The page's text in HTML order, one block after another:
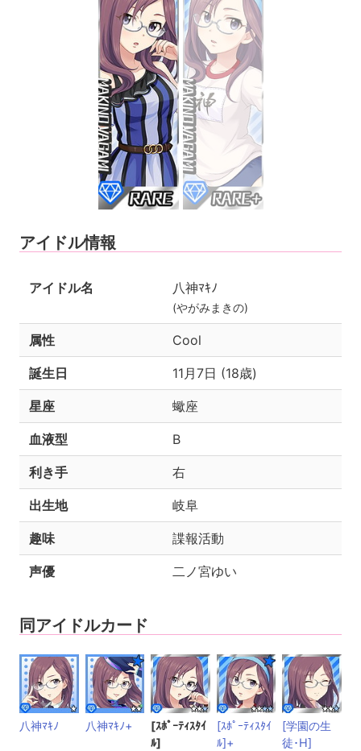
アイドル情報
アイドル名 八神ﾏｷﾉ
(やがみまきの)
属性 Cool
誕生日 11月7日 (18歳)
星座 蠍座
血液型 B
利き手 右
出生地 岐阜
趣味 諜報活動
声優 二ノ宮ゆい
同アイドルカード
八神ﾏｷﾉ 八神ﾏｷﾉ+
[ｽﾎﾟｰﾃｨｽﾀｲ
ﾙ]
[ｽﾎﾟｰﾃｨｽﾀｲ
ﾙ]+
[学園の生
徒･H]